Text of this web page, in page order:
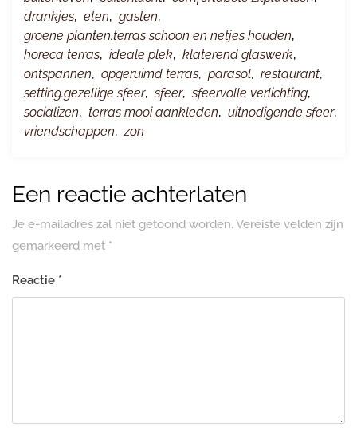
drankjes, eten, gasten,
groene planten.terras schoon en netjes houden,
horeca terras, ideale plek, klaterend glaswerk,
ontspannen, opgeruimd terras, parasol, restaurant,
setting.gezellige sfeer, sfeer, sfeervolle verlichting,
socializen, terras mooi aankleden, uitnodigende sfeer,
vriendschappen, zon
Een reactie achterlaten
Je e-mailadres zal niet getoond worden. Vereiste velden zijn
gemarkeerd met *
Reactie *